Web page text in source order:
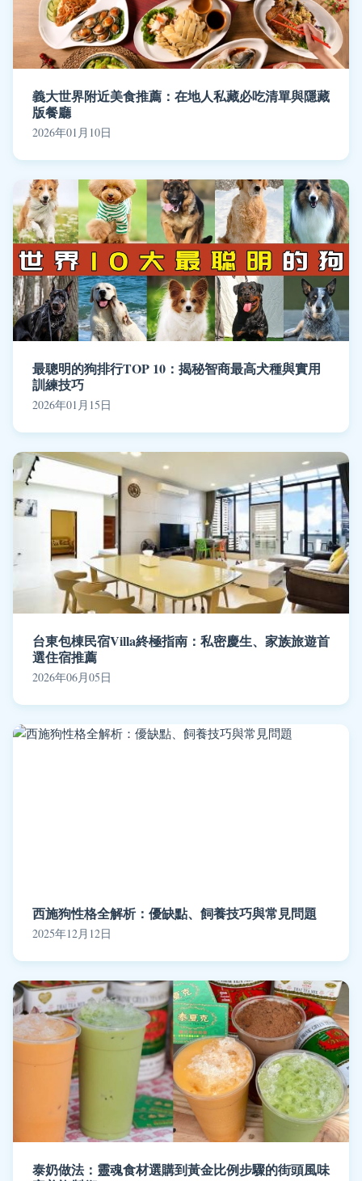
義大世界附近美食推薦：在地人私藏必吃清單與隱藏
版餐廳
2026年01月10日
最聰明的狗排行TOP 10：揭秘智商最高犬種與實用
訓練技巧
2026年01月15日
台東包棟民宿Villa終極指南：私密慶生、家族旅遊首
選住宿推薦
2026年06月05日
西施狗性格全解析：優缺點、飼養技巧與常見問題
2025年12月12日
泰奶做法：靈魂食材選購到黃金比例步驟的街頭風味